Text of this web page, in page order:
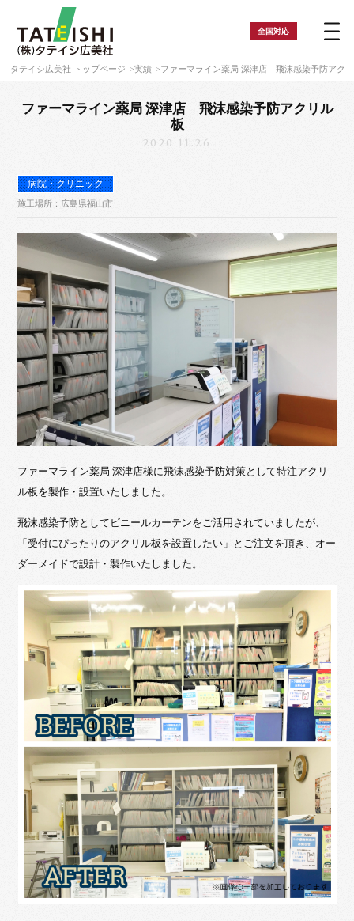
全国対応
タテイシ広美社 トップページ 実績 ファーマライン薬局 深津店 飛沫感染予防アク
ファーマライン薬局 深津店 飛沫感染予防アクリル
板
2020.11.26
病院・クリニック
施工場所：広島県福山市
ファーマライン薬局 深津店様に飛沫感染予防対策として特注アクリ
ル板を製作・設置いたしました。
飛沫感染予防としてビニールカーテンをご活用されていましたが、
「受付にぴったりのアクリル板を設置したい」とご注文を頂き、オー
ダーメイドで設計・製作いたしました。